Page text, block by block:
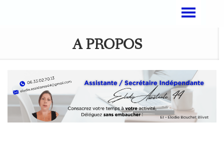
A PROPOS